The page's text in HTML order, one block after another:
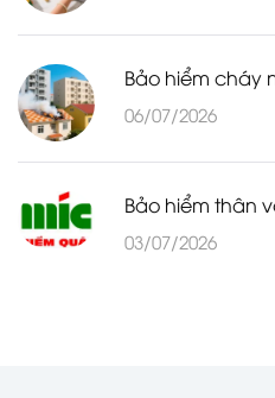
Bảo hiểm cháy
06/07/2026
Bảo hiểm thân
03/07/2026